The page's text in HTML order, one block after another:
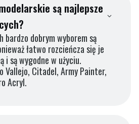
są najlepsze
bardzo dobrym wyborem są
łatwo rozcieńcza się je
i są wygodne w użyciu.
Vallejo, Citadel, Army Painter,
Acryl.